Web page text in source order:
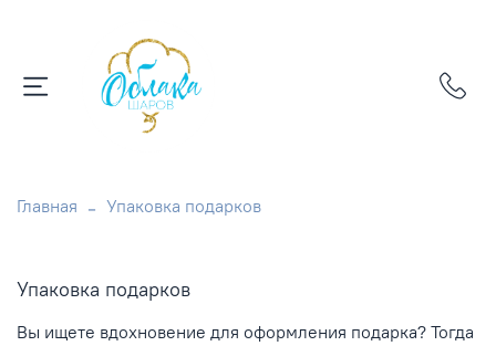
Главная Упаковка подарков
Упаковка подарков
Вы ищете вдохновение для оформления подарка? Тогда